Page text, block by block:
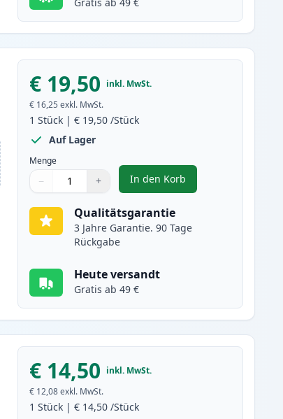
Gratis ab 49 €
€ 19,50 inkl. MwSt.
€ 16,25 exkl. MwSt.
1 Stück |€ 19,50 /Stück
Auf Lager
Menge
Menge
Verwenden Sie die Tasten, um anzupassen
− +
Menge 1
In den Korb
, Canon PGI-2500XLBK
Qualitätsgarantie
3 Jahre Garantie. 90 Tage
Rückgabe
Heute versandt
Gratis ab 49 €
€ 14,50 inkl. MwSt.
€ 12,08 exkl. MwSt.
1 Stück |€ 14,50 /Stück